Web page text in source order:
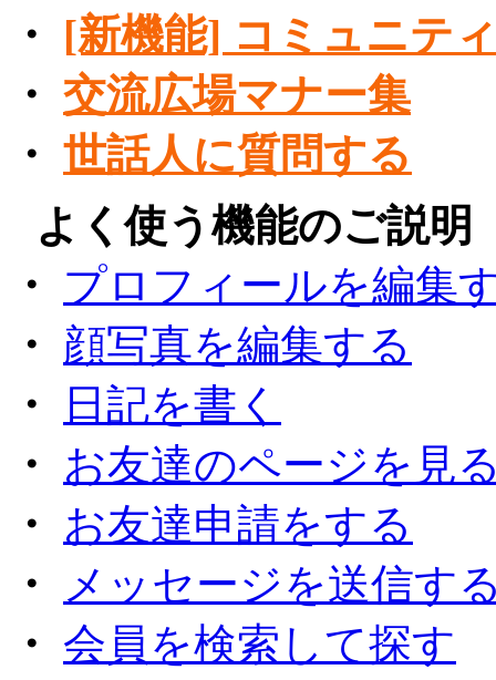
・
[新機能] コミュニテ
・ 交流広場マナー集
・ 世話人に質問する
よく使う機能のご説明
・
プロフィールを編集
・
顔写真を編集する
・
日記を書く
・
お友達のページを見
・
お友達申請をする
・
メッセージを送信す
・ 会員を検索して探す